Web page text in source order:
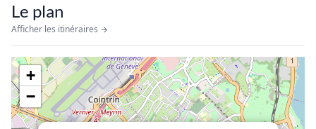
Le plan
Afficher les itinéraires
+
−